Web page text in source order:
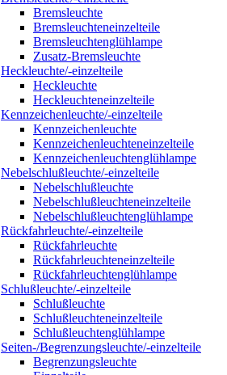
Bremsleuchte
Bremsleuchteneinzelteile
Bremsleuchtenglühlampe
Zusatz-Bremsleuchte
Heckleuchte/-einzelteile
Heckleuchte
Heckleuchteneinzelteile
Kennzeichenleuchte/-einzelteile
Kennzeichenleuchte
Kennzeichenleuchteneinzelteile
Kennzeichenleuchtenglühlampe
Nebelschlußleuchte/-einzelteile
Nebelschlußleuchte
Nebelschlußleuchteneinzelteile
Nebelschlußleuchtenglühlampe
Rückfahrleuchte/-einzelteile
Rückfahrleuchte
Rückfahrleuchteneinzelteile
Rückfahrleuchtenglühlampe
Schlußleuchte/-einzelteile
Schlußleuchte
Schlußleuchteneinzelteile
Schlußleuchtenglühlampe
Seiten-/Begrenzungsleuchte/-einzelteile
Begrenzungsleuchte